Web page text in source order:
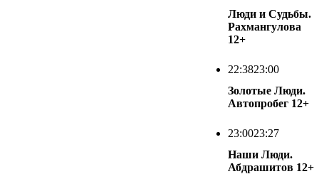
Люди и Судьбы.
Рахмангулова
12+
22:3823:00
Золотые Люди.
Автопробег 12+
23:0023:27
Наши Люди.
Абдрашитов 12+